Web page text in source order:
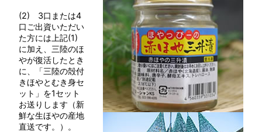
(2) 3口または4
口ご出資いただい
た方には上記(1)
に加え、三陸のほ
やが復活したとき
に、「三陸の殻付
きほやとむき身セ
ット」を1セット
お送りします（新
鮮な生ほやの産地
直送です。）。